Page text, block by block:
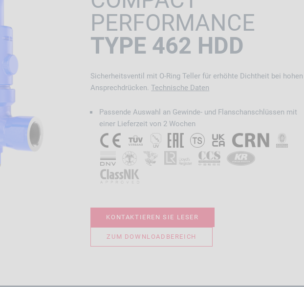
PERFORMANCE
TYPE 462 HDD
Sicherheitsventil mit O-Ring Teller für erhöhte Dichtheit bei hohen
Ansprechdrücken.Technische Daten
Passende Auswahl an Gewinde- und Flanschanschlüssen mit
einer Lieferzeit von 2 Wochen
KONTAKTIEREN SIE LESER
ZUM DOWNLOADBEREICH